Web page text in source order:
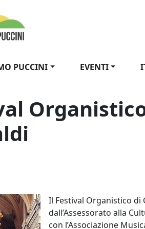
PUCCINI EVENTI
XV Festival Organistico di
Il Festival Organistico di
dall’Assessorato alla
con l’Associazione